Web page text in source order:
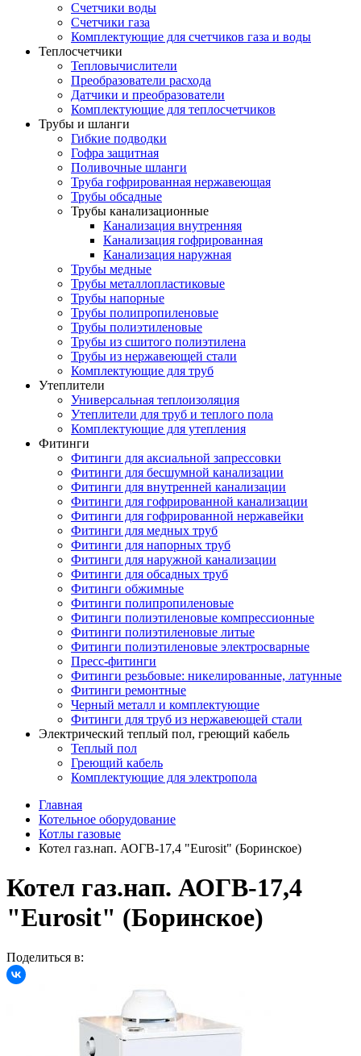
Счетчики воды
Счетчики газа
Комплектующие для счетчиков газа и воды
Теплосчетчики
Тепловычислители
Преобразователи расхода
Датчики и преобразователи
Комплектующие для теплосчетчиков
Трубы и шланги
Гибкие подводки
Гофра защитная
Поливочные шланги
Труба гофрированная нержавеющая
Трубы обсадные
Трубы канализационные
Канализация внутренняя
Канализация гофрированная
Канализация наружная
Трубы медные
Трубы металлопластиковые
Трубы напорные
Трубы полипропиленовые
Трубы полиэтиленовые
Трубы из сшитого полиэтилена
Трубы из нержавеющей стали
Комплектующие для труб
Утеплители
Универсальная теплоизоляция
Утеплители для труб и теплого пола
Комплектующие для утепления
Фитинги
Фитинги для аксиальной запрессовки
Фитинги для бесшумной канализации
Фитинги для внутренней канализации
Фитинги для гофрированной канализации
Фитинги для гофрированной нержавейки
Фитинги для медных труб
Фитинги для напорных труб
Фитинги для наружной канализации
Фитинги для обсадных труб
Фитинги обжимные
Фитинги полипропиленовые
Фитинги полиэтиленовые компрессионные
Фитинги полиэтиленовые литые
Фитинги полиэтиленовые электросварные
Пресс-фитинги
Фитинги резьбовые: никелированные, латунные
Фитинги ремонтные
Черный металл и комплектующие
Фитинги для труб из нержавеющей стали
Электрический теплый пол, греющий кабель
Теплый пол
Греющий кабель
Комплектующие для электропола
Главная
Котельное оборудование
Котлы газовые
Котел газ.нап. АОГВ-17,4 "Eurosit" (Боринское)
Котел газ.нап. АОГВ-17,4
"Eurosit" (Боринское)
Поделиться в: